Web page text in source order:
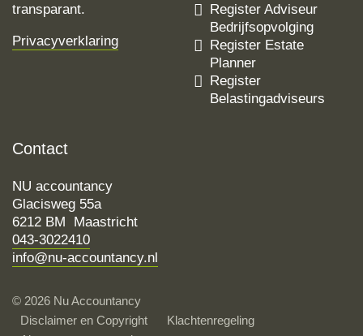
transparant.
Privacyverklaring
Register Adviseur
Bedrijfsopvolging
Register Estate
Planner
Register
Belastingadviseurs
Contact
NU accountancy
Glacisweg 55a
6212 BM Maastricht
043-3022410
info@nu-accountancy.nl
© 2026 Nu Accountancy
Disclaimer en Copyright
Klachtenregeling